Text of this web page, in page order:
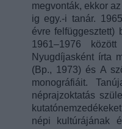
megvonták, ekkor
ig egy.-i tanár.
évre felfüggesztett)
1961–1976
Nyugdíjasként írta
(Bp., 1973) és A
monográfiáit.
néprajzoktatás
népi kultúrájának